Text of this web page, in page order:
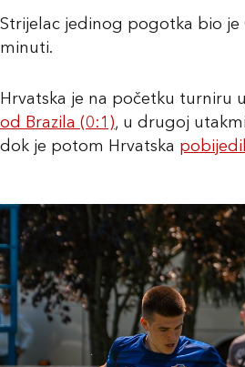
Strijelac jedinog pogotka bio je
minuti.
Hrvatska je na početku turniru
od Brazila (0:1), u drugoj
dok je potom Hrvatska